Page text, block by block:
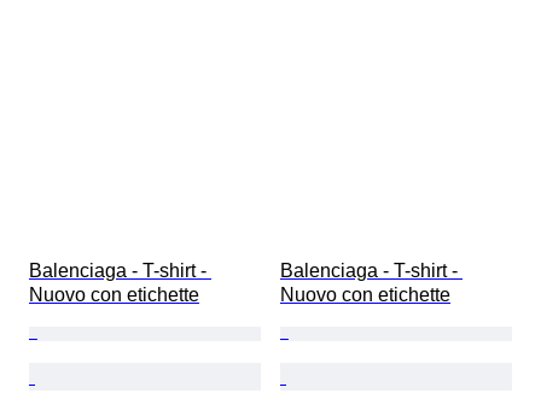
Balenciaga - T-shirt -
Nuovo con etichette
Balenciaga - T-shirt -
Nuovo con etichette